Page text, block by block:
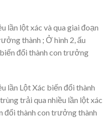
lần lột xác và qua giai đoạn
thành ; Ở hình 2, ấu
đổi thành con trưởng
lần Lột Xác biến đổi thành
trải qua nhiều lần lột xác
đổi thành con trưởng thành